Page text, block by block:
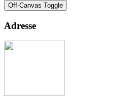
Off-Canvas Toggle
Adresse